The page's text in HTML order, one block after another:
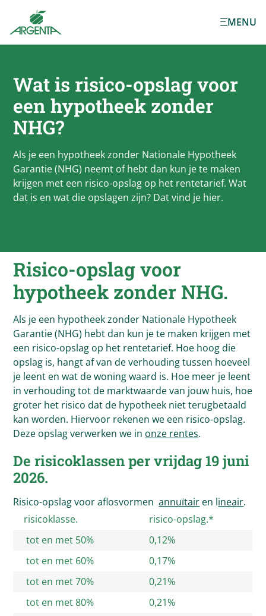
Ga naar de
hoofdinhoud
MENU
Wat is risico-opslag voor
een hypotheek zonder
NHG?
Als je een hypotheek zonder Nationale Hypotheek
Garantie (NHG) neemt of hebt dan kun je te maken
krijgen met een risico-opslag op het rentetarief. Wat
dat is en wat die opslagen zijn? Dat vind je hier.
Risico-opslag voor
hypotheek zonder NHG.
Als je een hypotheek zonder Nationale Hypotheek
Garantie (NHG) hebt dan kun je te maken krijgen met
een risico-opslag op het rentetarief. Hoe hoog die
opslag is, hangt af van de verhouding tussen hoeveel
je leent en wat de woning waard is. Hoe meer je leent
in verhouding tot de marktwaarde van jouw huis, hoe
groter het risico dat de hypotheek niet terugbetaald
kan worden. Hiervoor rekenen we een risico-opslag.
Deze opslag verwerken we in onze rentes.
De risicoklassen per vrijdag 19 juni
2026.
Risico-opslag voor aflosvormenannuïtair en lineair.
risicoklasse.
risico-opslag.*
tot en met 50%
0,12%
tot en met 60%
0,17%
tot en met 70%
0,21%
tot en met 80%
0,21%